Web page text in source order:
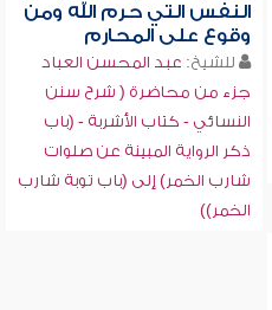
النفس التي حرم الله ومن
وقوع على المحارم
للشيخ: عبد المحسن العباد
جزء من محاضرة ( شرح سنن
النسائي - كتاب الأشربة - (باب
ذكر الرواية المبينة عن صلوات
شارب الخمر) إلى (باب توبة شارب
الخمر))